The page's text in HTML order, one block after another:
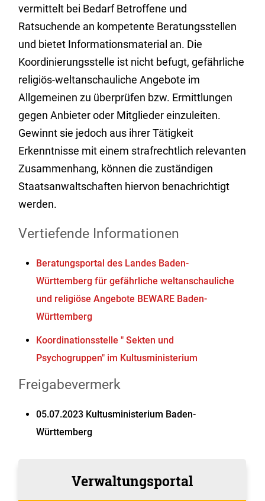
vermittelt bei Bedarf Betroffene und
Ratsuchende an kompetente Beratungsstellen
und bietet Informationsmaterial an. Die
Koordinierungsstelle ist nicht befugt, gefährliche
religiös-weltanschauliche Angebote im
Allgemeinen zu überprüfen bzw. Ermittlungen
gegen Anbieter oder Mitglieder einzuleiten.
Gewinnt sie jedoch aus ihrer Tätigkeit
Erkenntnisse mit einem strafrechtlich relevanten
Zusammenhang, können die zuständigen
Staatsanwaltschaften hiervon benachrichtigt
werden.
Vertiefende Informationen
Beratungsportal des Landes Baden-
Württemberg für gefährliche weltanschauliche
und religiöse Angebote BEWARE Baden-
Württemberg
Koordinationsstelle " Sekten und
Psychogruppen" im Kultusministerium
Freigabevermerk
05.07.2023 Kultusministerium Baden-
Württemberg
Verwaltungsportal